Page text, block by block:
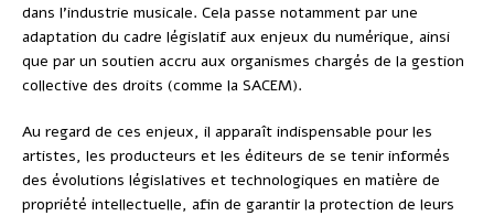
dans l’industrie musicale. Cela passe notamment par une
adaptation du cadre législatif aux enjeux du numérique, ainsi
que par un soutien accru aux organismes chargés de la gestion
collective des droits (comme la SACEM).
Au regard de ces enjeux, il apparaît indispensable pour les
artistes, les producteurs et les éditeurs de se tenir informés
des évolutions législatives et technologiques en matière de
propriété intellectuelle, afin de garantir la protection de leurs